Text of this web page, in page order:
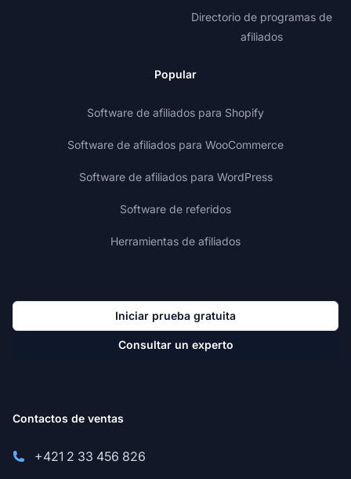
Directorio de programas de
afiliados
Popular
Software de afiliados para Shopify
Software de afiliados para WooCommerce
Software de afiliados para WordPress
Software de referidos
Herramientas de afiliados
Iniciar prueba gratuita
Consultar un experto
Contactos de ventas
+421 2 33 456 826